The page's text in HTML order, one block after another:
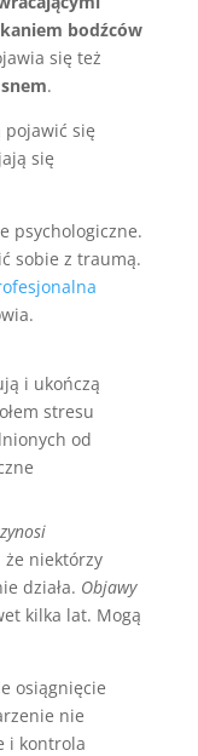
bodźców
się też
.
pojawić się
się
psychologiczne.
sobie z traumą.
i ukończą
stresu
od
że niektórzy
działa. Objawy
kilka lat. Mogą
osiągnięcie
nie
i kontrola